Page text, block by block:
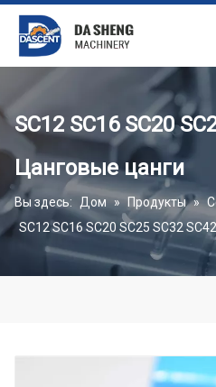
SC12 SC16 SC20
Цанговые цанги
Вы здесь: Дом » Продукты »
SC12 SC16 SC20 SC25 SC32